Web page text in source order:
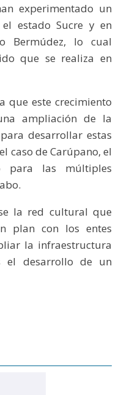
experimentado un
estado Sucre y en
Bermúdez, lo cual
que se realiza en
que este crecimiento
ampliación de la
desarrollar estas
caso de Carúpano, el
para las múltiples
la red cultural que
plan con los entes
la infraestructura
el desarrollo de un